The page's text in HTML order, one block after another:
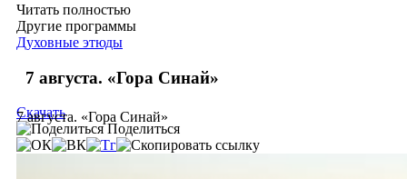
Читать полностью
Другие программы
Духовные этюды
7 августа. «Гора Синай»
7 августа. «Гора Синай»
Скачать
Поделиться